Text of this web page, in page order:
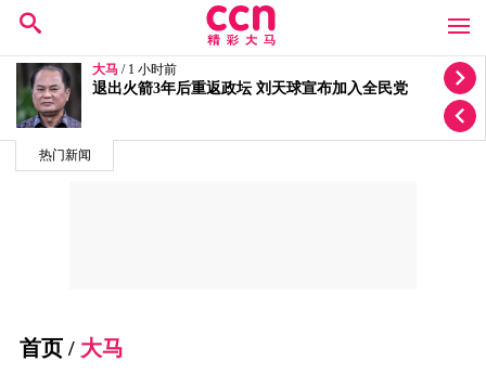
热门新闻
大马 / 20 小时前
停车不到1分钟就中罚单！陈德钦：槟政府“高效率”仅
首页 / 大马